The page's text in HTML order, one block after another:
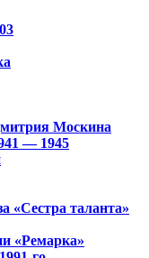
Москина
— 1945
«Сестра таланта»
«Ремарка»